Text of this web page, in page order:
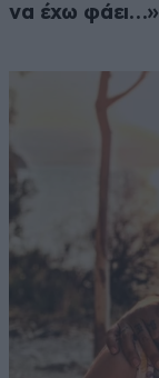
να έχω φάει…»